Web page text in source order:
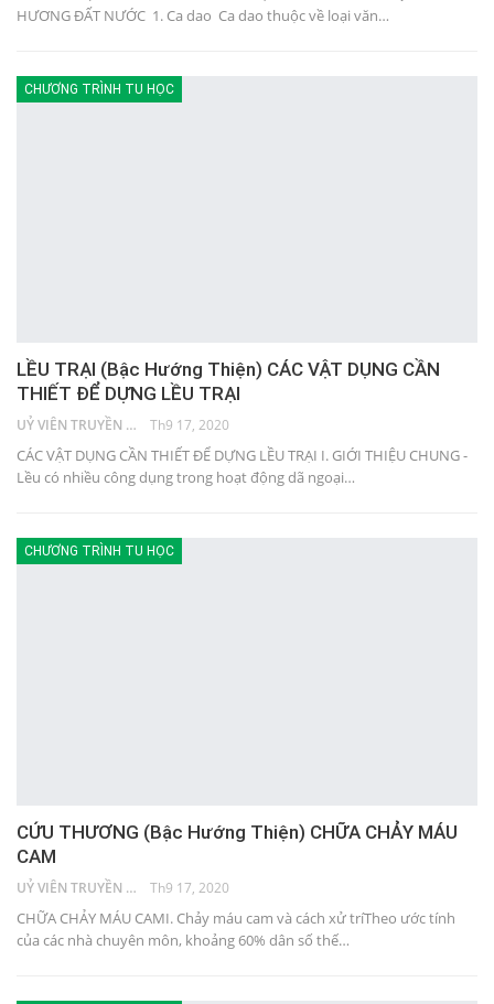
HƯƠNG ĐẤT NƯỚC 1. Ca dao Ca dao thuộc về loại văn…
CHƯƠNG TRÌNH TU HỌC
LỀU TRẠI (Bậc Hướng Thiện) CÁC VẬT DỤNG CẦN
THIẾT ĐỂ DỰNG LỀU TRẠI
UỶ VIÊN TRUYỀN THÔNG Th9 17, 2020
CÁC VẬT DỤNG CẦN THIẾT ĐỂ DỰNG LỀU TRẠI I. GIỚI THIỆU CHUNG -
Lều có nhiều công dụng trong hoạt động dã ngoại…
CHƯƠNG TRÌNH TU HỌC
CỨU THƯƠNG (Bậc Hướng Thiện) CHỮA CHẢY MÁU
CAM
UỶ VIÊN TRUYỀN THÔNG Th9 17, 2020
CHỮA CHẢY MÁU CAMI. Chảy máu cam và cách xử tríTheo ước tính
của các nhà chuyên môn, khoảng 60% dân số thế…